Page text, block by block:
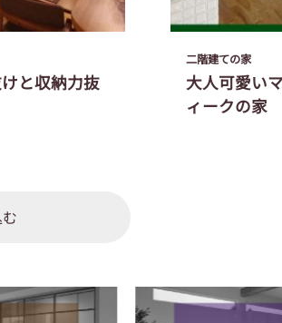
と収納力抜
二階建ての家
大人可愛い
ィークの家